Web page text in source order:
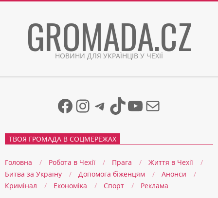
GROMADA.CZ
НОВИНИ ДЛЯ УКРАЇНЦІВ У ЧЕХІЇ
Facebook
Instagram
Telegram
TikTok
YouTube
Mail
ТВОЯ ГРОМАДА В СОЦМЕРЕЖАХ
Головна Робота в Чехії Прага
Життя в Чеxії
Битва за Україну
Допомога біженцям
Анонси
Кримінал
Економіка Спорт Реклама